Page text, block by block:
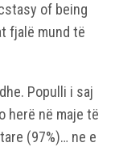
of being
fjalë mund të
Populli i saj
herë në maje të
(97%)… ne e